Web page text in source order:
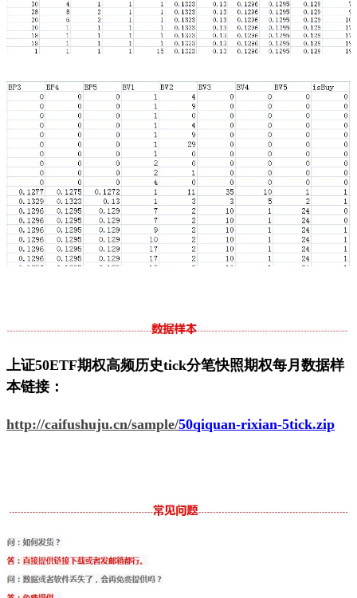
上证50ETF期权高频历史tick分笔快照期权每月数据样
本链接：
http://caifushuju.cn/sample/50qiquan-rixian-5tick.zip